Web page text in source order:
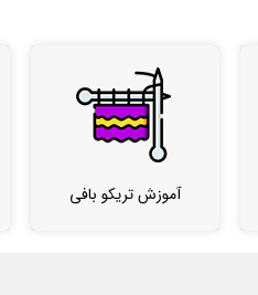
آموزش تریکو بافی